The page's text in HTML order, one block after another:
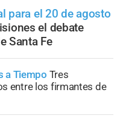
para el 20 de agosto
el debate
Santa Fe
a Tiempo Tres
entre los firmantes de